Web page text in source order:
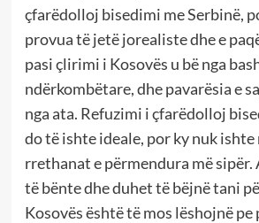
çfarëdolloj bisedimi me Serbinë,
provua të jetë jorealiste dhe e
pasi çlirimi i Kosovës u bë nga
ndërkombëtare, dhe pavarësia e
nga ata. Refuzimi i çfarëdolloj
do të ishte ideale, por ky nuk ishte
rrethanat e përmendura më sipër.
të bënte dhe duhet të bëjnë tani
Kosovës është të mos lëshojnë